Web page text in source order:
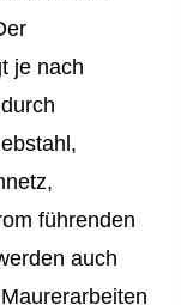
je nach
führenden
auch